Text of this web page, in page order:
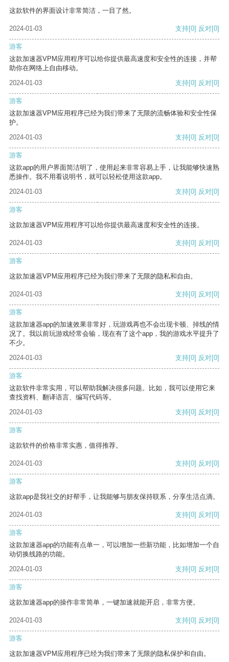
这款软件的界面设计非常简洁，一目了然。
2024-01-03 支持[0] 反对[0]
游客
这款加速器VPM应用程序可以给你提供最高速度和安全性的连接，并帮
助你在网络上自由移动。
2024-01-03
支持[0] 反对[0]
游客
这款加速器VPM应用程序已经为我们带来了无限的流畅体验和安全性保
护。
2024-01-03
支持[0] 反对[0]
游客
这款app的用户界面简洁明了，使用起来非常容易上手，让我能够快速熟
悉操作。我不用看说明书，就可以轻松使用这款app。
2024-01-03
支持[0] 反对[0]
游客
这款加速器VPM应用程序可以给你提供最高速度和安全性的连接。
2024-01-03 支持[0] 反对[0]
游客
这款加速器VPM应用程序已经为我们带来了无限的隐私和自由。
2024-01-03 支持[0] 反对[0]
游客
这款加速器app的加速效果非常好，玩游戏再也不会出现卡顿、掉线的情
况了。我以前玩游戏经常会输，现在有了这个app，我的游戏水平提升了
不少。
2024-01-03
支持[0] 反对[0]
游客
这款软件非常实用，可以帮助我解决很多问题。比如，我可以使用它来
查找资料、翻译语言、编写代码等。
2024-01-03
支持[0] 反对[0]
游客
这款软件的价格非常实惠，值得推荐。
2024-01-03 支持[0] 反对[0]
游客
这款app是我社交的好帮手，让我能够与朋友保持联系，分享生活点滴。
2024-01-03 支持[0] 反对[0]
游客
这款加速器app的功能有点单一，可以增加一些新功能，比如增加一个自
动切换线路的功能。
2024-01-03
支持[0] 反对[0]
游客
这款加速器app的操作非常简单，一键加速就能开启，非常方便。
2024-01-03 支持[0] 反对[0]
游客
这款加速器VPM应用程序已经为我们带来了无限的隐私保护和自由。